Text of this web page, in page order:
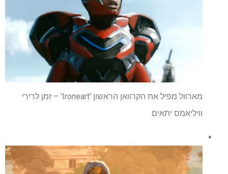
מארוול מפיל את הקרוואן הראשון 'Ironeart' – זמן לרירי
וויליאמס יתאים